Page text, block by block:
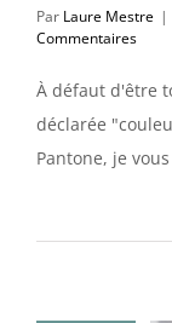
Par Laure Mestre |
Commentaires
À défaut d'être
déclarée
Pantone, je